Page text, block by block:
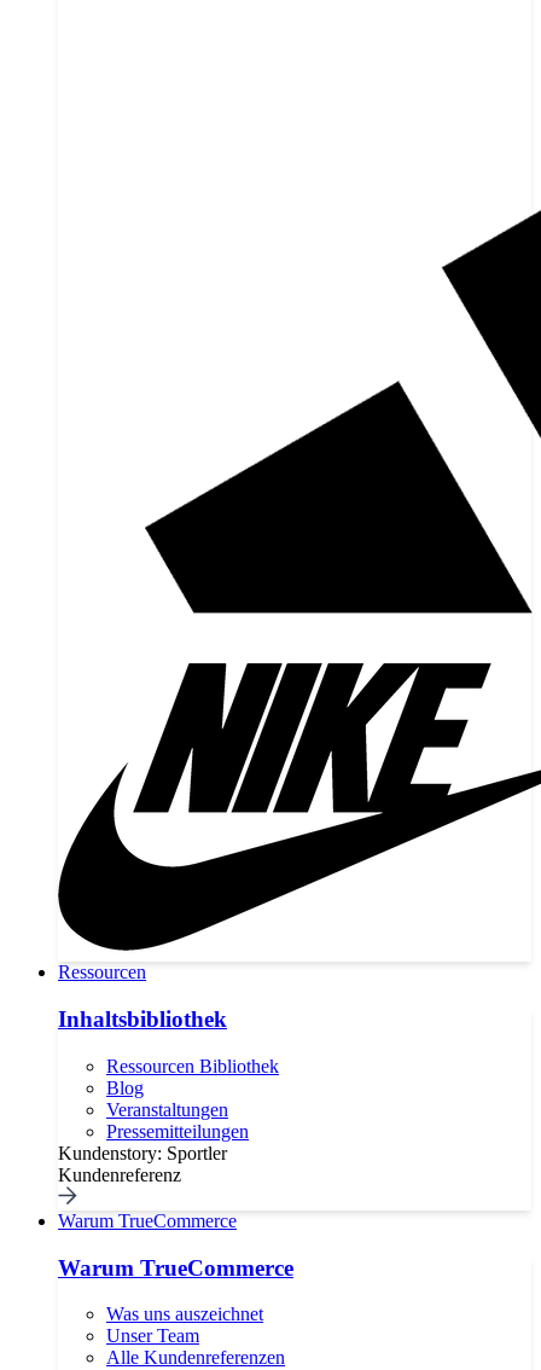
Ressourcen
Inhaltsbibliothek
Ressourcen Bibliothek
Blog
Veranstaltungen
Pressemitteilungen
Kundenstory: Sportler
Kundenreferenz
Warum TrueCommerce
Warum TrueCommerce
Was uns auszeichnet
Unser Team
Alle Kundenreferenzen